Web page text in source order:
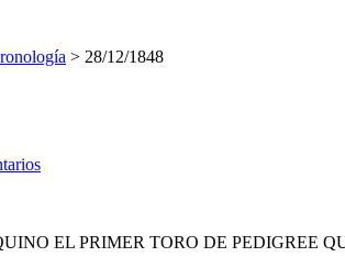
> 28/12/1848
EL PRIMER TORO DE PEDIGREE